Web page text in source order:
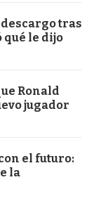
tras
qué le dijo
Ronald
jugador
el futuro:
la